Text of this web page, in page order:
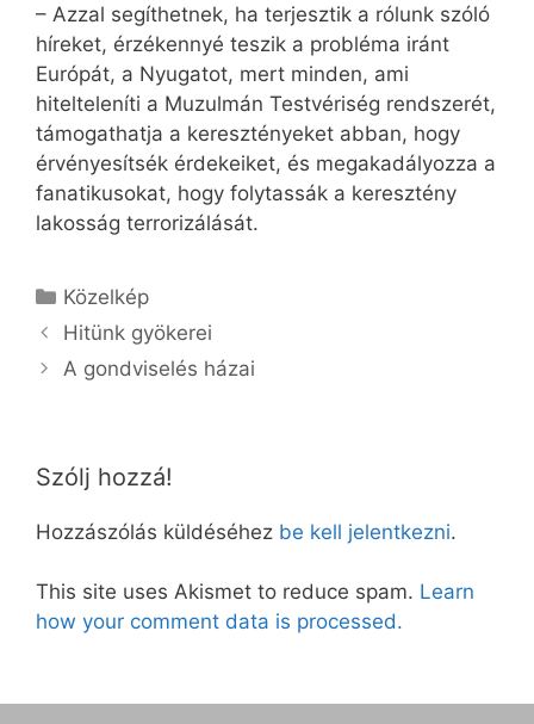
– Azzal segíthetnek, ha terjesztik a rólunk szóló
híreket, érzékennyé teszik a probléma iránt
Európát, a Nyugatot, mert minden, ami
hitelteleníti a Muzulmán Testvériség rendszerét,
támogathatja a keresztényeket abban, hogy
érvényesítsék érdekeiket, és megakadályozza a
fanatikusokat, hogy folytassák a keresztény
lakosság terrorizálását.
Kategória
Közelkép
Hitünk gyökerei
A gondviselés házai
Szólj hozzá!
Hozzászólás küldéséhez be kell jelentkezni.
This site uses Akismet to reduce spam. Learn
how your comment data is processed.